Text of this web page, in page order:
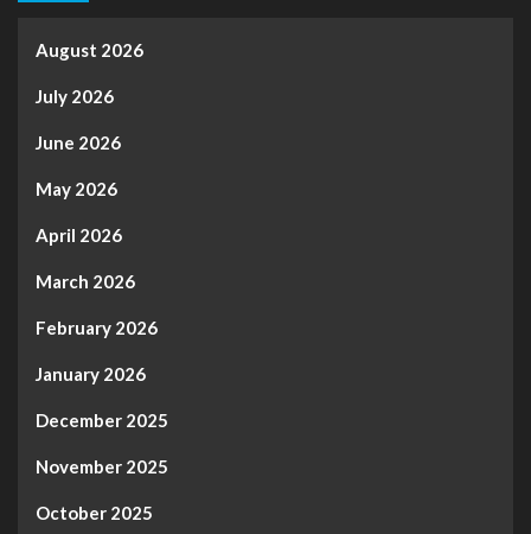
August 2026
July 2026
June 2026
May 2026
April 2026
March 2026
February 2026
January 2026
December 2025
November 2025
October 2025